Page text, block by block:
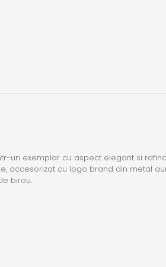
un exemplar cu aspect elegant si
accesorizat cu logo brand din metal
birou.